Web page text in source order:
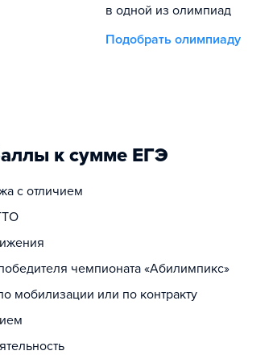
в одной из олимпиад
Подобрать олимпиаду
к сумме ЕГЭ
с отличием
чемпионата «Абилимпикс»
мобилизации или по контракту